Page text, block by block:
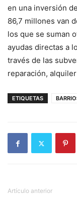
en una inversión
86,7 millones van
los que se suman
ayudas directas a
través de las
reparación,
ETIQUETAS
Artículo anterior